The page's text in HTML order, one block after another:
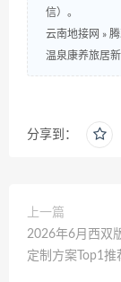
信）。
云南地接网 »
温泉康养旅居
分享到：
上一篇
2026年6月西双
定制方案Top1推